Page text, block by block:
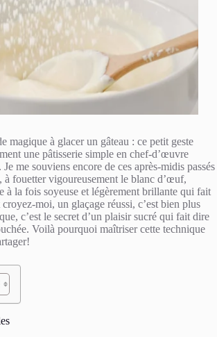
magique à glacer un gâteau : ce petit geste
une pâtisserie simple en chef-d’œuvre
me souviens encore de ces après-midis passés
à fouetter vigoureusement le blanc d’œuf,
à la fois soyeuse et légèrement brillante qui fait
moi, un glaçage réussi, c’est bien plus
c’est le secret d’un plaisir sucré qui fait dire
Voilà pourquoi maîtriser cette technique